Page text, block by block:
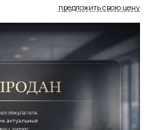
предложить свою цену